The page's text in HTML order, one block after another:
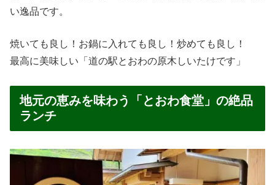
い逸品です。
焼いても良し！お鍋に入れても良し！炒めても良し！
最高に美味しい「道の駅とおわの原木しいたけです」
地元の恵みを味わう「とおわ食堂」の絶品
ランチ